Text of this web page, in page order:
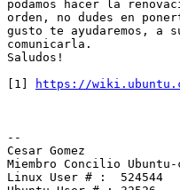
podamos hacer la
orden, no dudes en
gusto te ayudaremos, a
comunicarla.
Saludos!
[1]
https://
--
Cesar Gomez
Miembro Concilio Ubuntu-
Linux User # :  524544